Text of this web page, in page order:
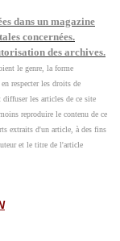
dans un magazine
concernées.
des archives.
le genre, la forme
respecter les droits de
les articles de ce site
reproduire le contenu de ce
extraits d'un article, à des fins
et le titre de l'article